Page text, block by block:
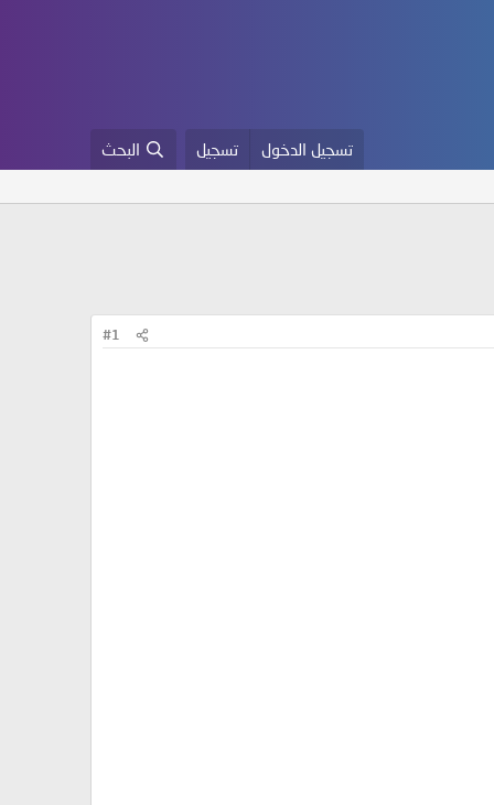
تسجيل الدخول تسجيل البحث
#1